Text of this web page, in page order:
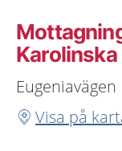
Eugeniavägen
Visa på